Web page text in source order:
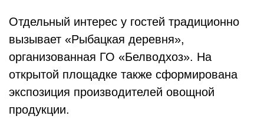
Отдельный интерес у гостей традиционно
вызывает «Рыбацкая деревня»,
организованная ГО «Белводхоз». На
открытой площадке также сформирована
экспозиция производителей овощной
продукции.